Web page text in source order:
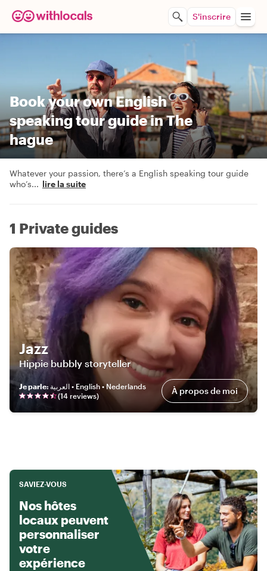
S'inscrire
Book your own English
speaking tour guide in The
hague
Whatever your passion, there’s a English speaking tour guide
who’s... lire la suite
1 Private guides
Jazz
Hippie bubbly storyteller
Je parle:
العربية • English • Nederlands
(14 reviews) À propos de moi
SAVIEZ-VOUS
Nos hôtes
locaux peuvent
personnaliser
votre
expérience